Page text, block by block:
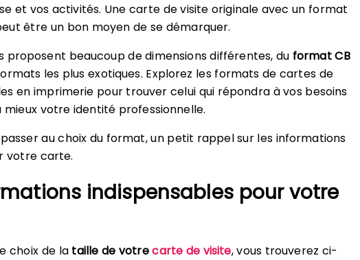
et vos activités. Une carte de visite originale avec un format
être un bon moyen de se démarquer.
proposent beaucoup de dimensions différentes, du format CB
les plus exotiques. Explorez les formats de cartes de
en imprimerie pour trouver celui qui répondra à vos besoins
votre identité professionnelle.
au choix du format, un petit rappel sur les informations
votre carte.
indispensables pour votre
choix de la taille de votrecarte de visite, vous trouverez ci-